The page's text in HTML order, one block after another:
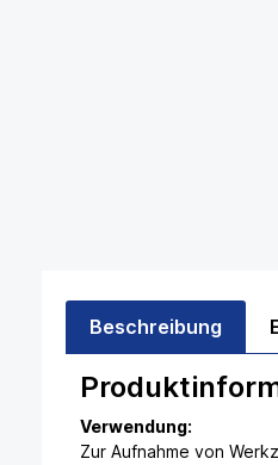
Beschreibung
Verwendung:
Zur Aufnahme von